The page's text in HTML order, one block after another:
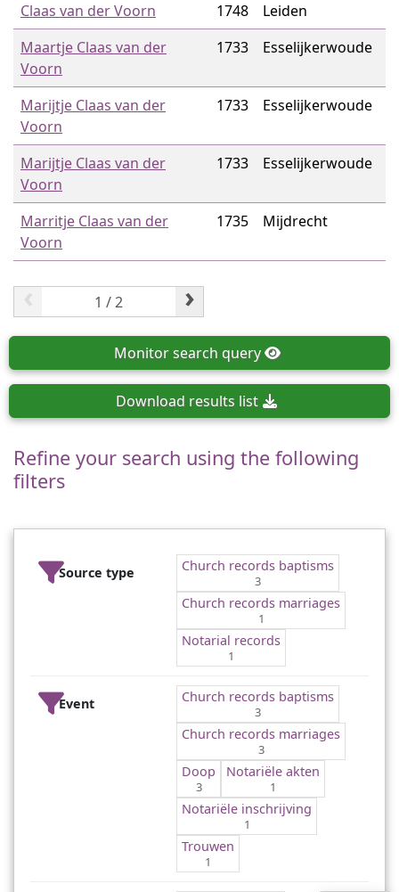
Claas van der Voorn
1748
Leiden
Maartje Claas van der
Voorn
1733 Esselijkerwoude
Marijtje Claas van der
Voorn
1733 Esselijkerwoude
Marijtje Claas van der
Voorn
1733 Esselijkerwoude
Marritje Claas van der
Voorn
1735 Mijdrecht
‹ ›
Monitorsearch query
Download results list
Refine your search using the following
filters
Source type Church records baptisms
3
Church records marriages
1
Notarial records
1
Event Church records baptisms
3
Church records marriages
3
Doop
3
Notariële akten
1
Notariële inschrijving
1
Trouwen
1